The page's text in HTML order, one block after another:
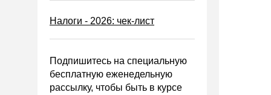
деятельности (АХД)
Охрана труда и аттестация
Налоги - 2026: чек-лист
Подпишитесь на специальную
бесплатную еженедельную
рассылку, чтобы быть в курсе